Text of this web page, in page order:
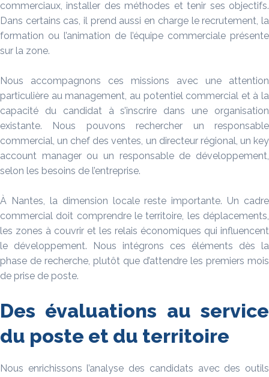
commerciaux, installer des méthodes et tenir ses objectifs.
Dans certains cas, il prend aussi en charge le recrutement, la
formation ou l’animation de l’équipe commerciale présente
sur la zone.
Nous accompagnons ces missions avec une attention
particulière au management, au potentiel commercial et à la
capacité du candidat à s’inscrire dans une organisation
existante. Nous pouvons rechercher un responsable
commercial, un chef des ventes, un directeur régional, un key
account manager ou un responsable de développement,
selon les besoins de l’entreprise.
À Nantes, la dimension locale reste importante. Un cadre
commercial doit comprendre le territoire, les déplacements,
les zones à couvrir et les relais économiques qui influencent
le développement. Nous intégrons ces éléments dès la
phase de recherche, plutôt que d’attendre les premiers mois
de prise de poste.
Des évaluations au service
du poste et du territoire
Nous enrichissons l’analyse des candidats avec des outils